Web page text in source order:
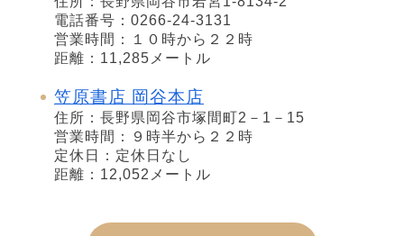
電話番号：0266-24-3131
営業時間：１０時から２２時
距離：11,285メートル
笠原書店 岡谷本店
住所：長野県岡谷市塚間町2－1－15
営業時間：９時半から２２時
定休日：定休日なし
距離：12,052メートル